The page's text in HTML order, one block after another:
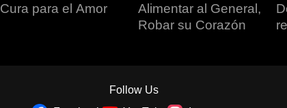
Cura para el Amor
Alimentar al General,
Robar su Corazón
Follow Us